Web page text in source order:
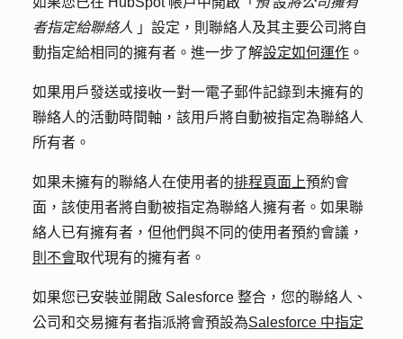
者指定給聯絡人 」設定，則聯絡人及其主要公司將自
動指定給相同的擁有者。進一步了解設定如何運作 。
如果用戶發送或接收一對一電子郵件記錄到未擁有的
聯絡人的活動時間軸，該用戶將自動被指定為聯絡人
所有者。
如果未擁有的聯絡人在使用者的排程頁面上預約會
面，該使用者將自動被指定為聯絡人擁有者。如果聯
絡人已有擁有者，但他們與不同的使用者預約會議，
則不會取代現有的擁有者。
如果您已安裝並開啟 Salesforce 整合，您的聯絡人、
公司和交易擁有者指派將會預設為Salesforce 中指定